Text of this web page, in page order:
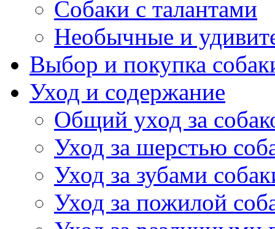
Собаки с талантами
Необычные и
Выбор и покупка
Уход и содержание
Общий уход за
Уход за шерстью
Уход за зубами
Уход за пожилой